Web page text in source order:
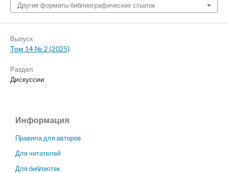
Другие форматы библиографических ссылок
Выпуск
Том 14 № 2 (2025)
Раздел
Дискуссии
Информация
Правила для авторов
Для читателей
Для библиотек